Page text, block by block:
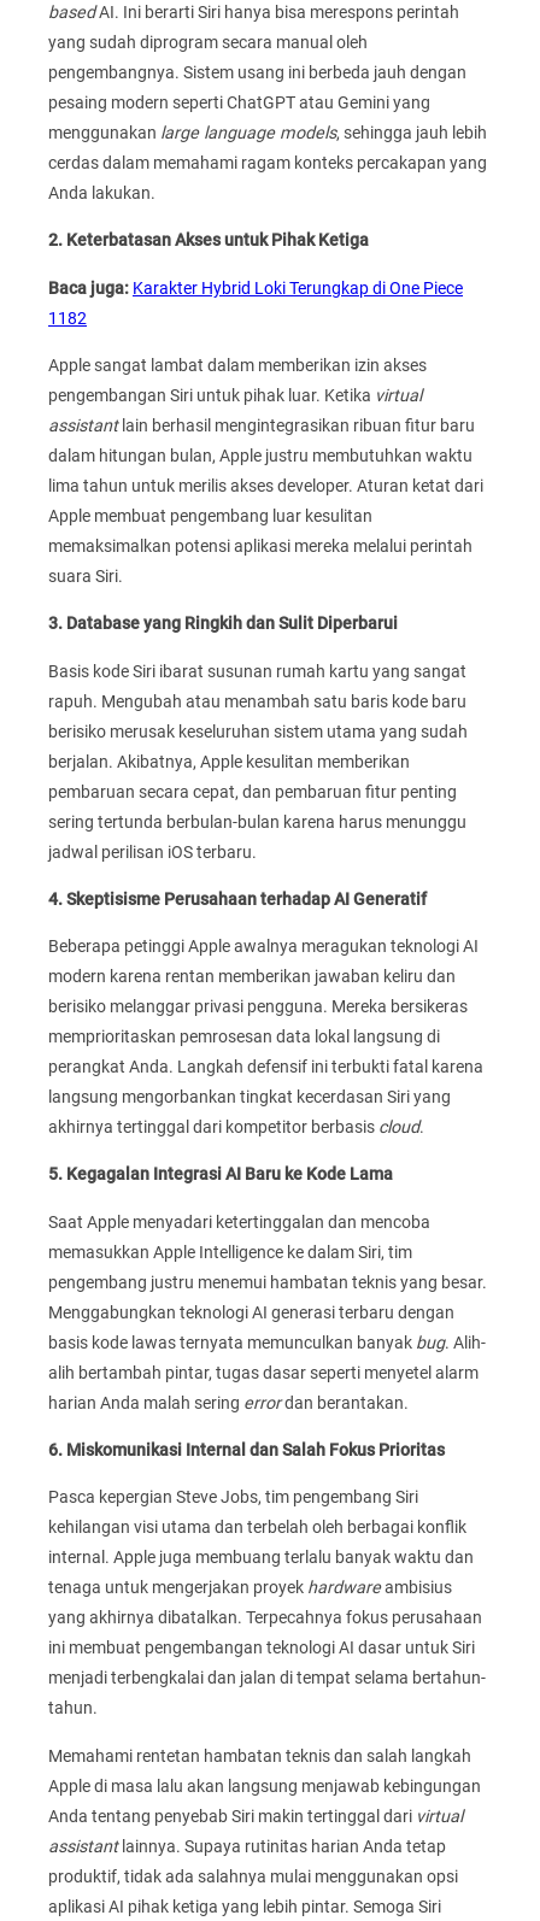
basedAI. Ini berarti Siri hanya bisa merespons perintah
yang sudah diprogram secara manual oleh
pengembangnya. Sistem usang ini berbeda jauh dengan
pesaing modern seperti ChatGPT atau Gemini yang
menggunakan large language models, sehingga jauh lebih
cerdas dalam memahami ragam konteks percakapan yang
Anda lakukan.
2. Keterbatasan Akses untuk Pihak Ketiga
Baca juga: Karakter Hybrid Loki Terungkap di One Piece
1182
Apple sangat lambat dalam memberikan izin akses
pengembangan Siri untuk pihak luar. Ketika virtual
assistantlain berhasil mengintegrasikan ribuan fitur baru
dalam hitungan bulan, Apple justru membutuhkan waktu
lima tahun untuk merilis akses developer. Aturan ketat dari
Apple membuat pengembang luar kesulitan
memaksimalkan potensi aplikasi mereka melalui perintah
suara Siri.
3. Database yang Ringkih dan Sulit Diperbarui
Basis kode Siri ibarat susunan rumah kartu yang sangat
rapuh. Mengubah atau menambah satu baris kode baru
berisiko merusak keseluruhan sistem utama yang sudah
berjalan. Akibatnya, Apple kesulitan memberikan
pembaruan secara cepat, dan pembaruan fitur penting
sering tertunda berbulan-bulan karena harus menunggu
jadwal perilisan iOS terbaru.
4. Skeptisisme Perusahaan terhadap AI Generatif
Beberapa petinggi Apple awalnya meragukan teknologi AI
modern karena rentan memberikan jawaban keliru dan
berisiko melanggar privasi pengguna. Mereka bersikeras
memprioritaskan pemrosesan data lokal langsung di
perangkat Anda. Langkah defensif ini terbukti fatal karena
langsung mengorbankan tingkat kecerdasan Siri yang
akhirnya tertinggal dari kompetitor berbasis cloud.
5. Kegagalan Integrasi AI Baru ke Kode Lama
Saat Apple menyadari ketertinggalan dan mencoba
memasukkan Apple Intelligence ke dalam Siri, tim
pengembang justru menemui hambatan teknis yang besar.
Menggabungkan teknologi AI generasi terbaru dengan
basis kode lawas ternyata memunculkan banyak bug. Alih-
alih bertambah pintar, tugas dasar seperti menyetel alarm
harian Anda malah sering errordan berantakan.
6. Miskomunikasi Internal dan Salah Fokus Prioritas
Pasca kepergian Steve Jobs, tim pengembang Siri
kehilangan visi utama dan terbelah oleh berbagai konflik
internal. Apple juga membuang terlalu banyak waktu dan
tenaga untuk mengerjakan proyek hardwareambisius
yang akhirnya dibatalkan. Terpecahnya fokus perusahaan
ini membuat pengembangan teknologi AI dasar untuk Siri
menjadi terbengkalai dan jalan di tempat selama bertahun-
tahun.
Memahami rentetan hambatan teknis dan salah langkah
Apple di masa lalu akan langsung menjawab kebingungan
Anda tentang penyebab Siri makin tertinggal dari virtual
assistantlainnya. Supaya rutinitas harian Anda tetap
produktif, tidak ada salahnya mulai menggunakan opsi
aplikasi AI pihak ketiga yang lebih pintar. Semoga Siri